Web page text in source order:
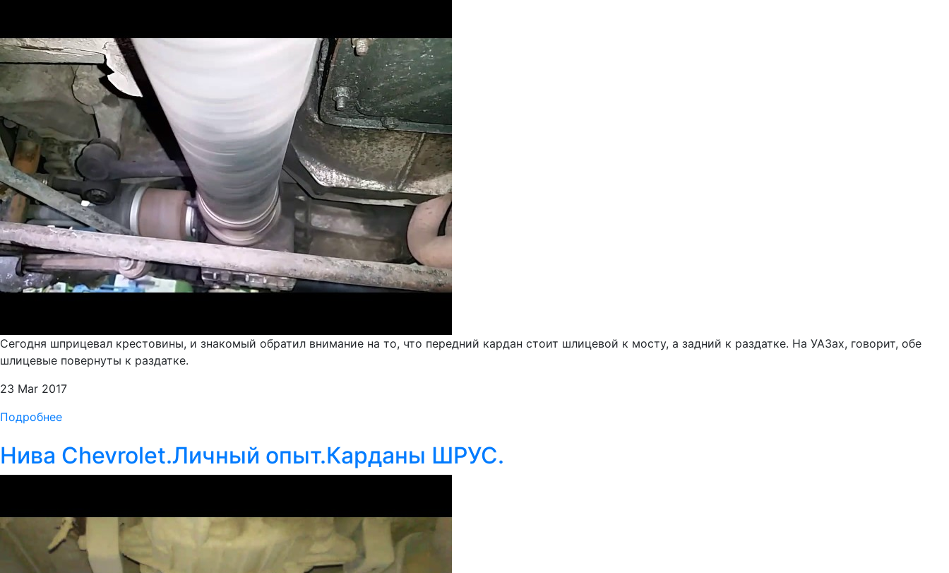
Сегодня шприцевал крестовины, и знакомый обратил внимание на то, что передний кардан стоит шлицевой к мосту, а задний к раздатке. На УАЗах, говорит, обе
шлицевые повернуты к раздатке.
23 Mar 2017
Подробнее
Нива Chevrolet.Личный опыт.Карданы ШРУС.